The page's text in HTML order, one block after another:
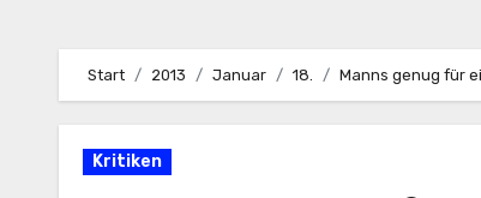
Start 2013 Januar 18. Manns genug für
Kritiken